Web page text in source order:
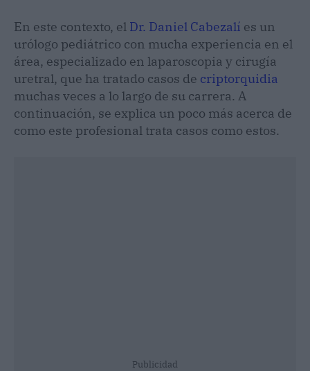
En este contexto, el Dr. Daniel Cabezalí es un
urólogo pediátrico con mucha experiencia en el
área, especializado en laparoscopia y cirugía
uretral, que ha tratado casos de criptorquidia
muchas veces a lo largo de su carrera. A
continuación, se explica un poco más acerca de
como este profesional trata casos como estos.
Publicidad